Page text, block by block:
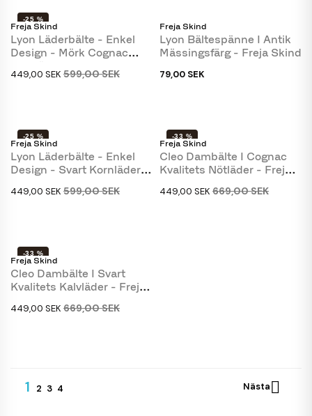
Freja Skind
Lyon Läderbälte - Enkel
Design - Mörk Cognac
449,00 SEK 599,00 SEK
-25 %
Freja Skind
Lyon Bältespänne I Antik
Mässingsfärg - Freja Skind
79,00 SEK
Freja Skind
Lyon Läderbälte - Enkel
Design - Svart Kornläder -
449,00 SEK 599,00 SEK
-25 %
Freja Skind
Cleo Dambälte I Cognac
Kvalitets Nötläder - Freja
449,00 SEK 669,00 SEK
-33 %
Freja Skind
Cleo Dambälte I Svart
Kvalitets Kalvläder - Freja
449,00 SEK 669,00 SEK
-33 %
1 2 3 4 Nästa